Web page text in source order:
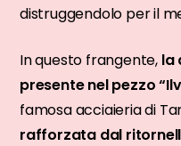
distruggendolo per il
In questo frangente, la
presente nel pezzo
famosa acciaieria di
rafforzata dal